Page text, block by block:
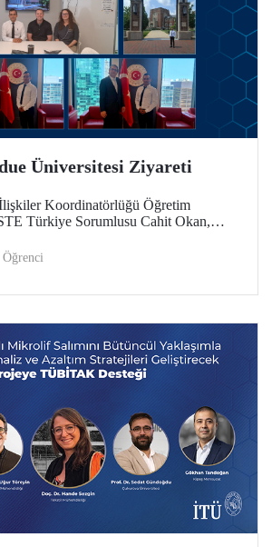
Üniversitesi Ziyareti
Koordinatörlüğü Öğretim
Türkiye Sorumlusu Cahit Okan,
ABD’de dünyanın önde gelen
Öğrenci